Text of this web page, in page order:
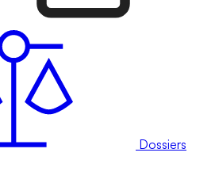
Dossiers